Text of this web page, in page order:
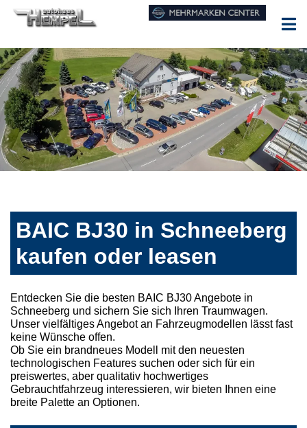
BAIC BJ30 in Schneeberg
kaufen oder leasen
Entdecken Sie die besten BAIC BJ30 Angebote in
Schneeberg und sichern Sie sich Ihren Traumwagen.
Unser vielfältiges Angebot an Fahrzeugmodellen lässt fast
keine Wünsche offen.
Ob Sie ein brandneues Modell mit den neuesten
technologischen Features suchen oder sich für ein
preiswertes, aber qualitativ hochwertiges
Gebrauchtfahrzeug interessieren, wir bieten Ihnen eine
breite Palette an Optionen.